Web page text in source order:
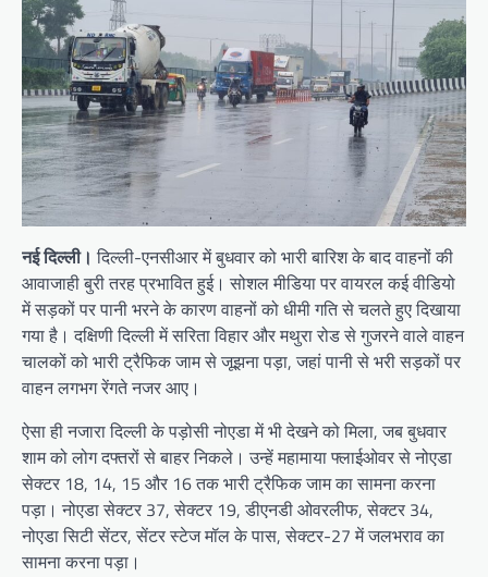
नई दिल्ली। दिल्ली-एनसीआर में बुधवार को भारी बारिश के बाद वाहनों की
आवाजाही बुरी तरह प्रभावित हुई। सोशल मीडिया पर वायरल कई वीडियो
में सड़कों पर पानी भरने के कारण वाहनों को धीमी गति से चलते हुए दिखाया
गया है। दक्षिणी दिल्ली में सरिता विहार और मथुरा रोड से गुजरने वाले वाहन
चालकों को भारी ट्रैफिक जाम से जूझना पड़ा, जहां पानी से भरी सड़कों पर
वाहन लगभग रेंगते नजर आए।
ऐसा ही नजारा दिल्ली के पड़ोसी नोएडा में भी देखने को मिला, जब बुधवार
शाम को लोग दफ्तरों से बाहर निकले। उन्हें महामाया फ्लाईओवर से नोएडा
सेक्टर 18, 14, 15 और 16 तक भारी ट्रैफिक जाम का सामना करना
पड़ा। नोएडा सेक्टर 37, सेक्टर 19, डीएनडी ओवरलीफ, सेक्टर 34,
नोएडा सिटी सेंटर, सेंटर स्टेज मॉल के पास, सेक्टर-27 में जलभराव का
सामना करना पड़ा।